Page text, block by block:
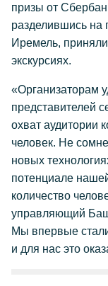
призы от
разделившись на
Иремель,
экскурсиях.
«Организаторам
представителей
охват аудитории
человек. Не
новых
потенциале
количество
управляющий
Мы впервые
и для нас это